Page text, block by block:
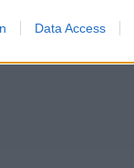
Data Access